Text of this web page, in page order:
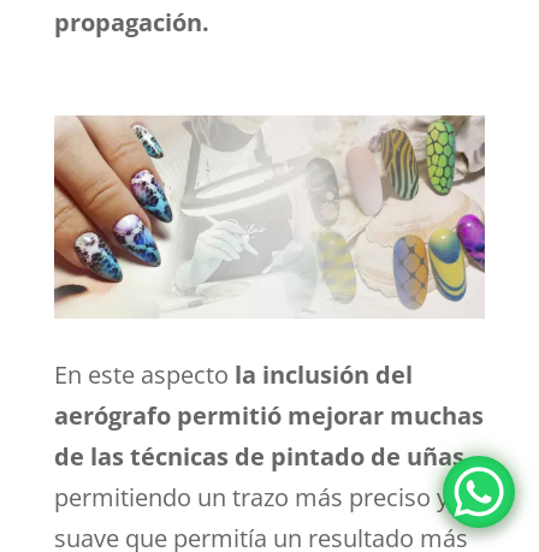
propagación.
En este aspecto la inclusión del
aerógrafo permitió mejorar muchas
de las técnicas de pintado de uñas
permitiendo un trazo más preciso y
suave que permitía un resultado más